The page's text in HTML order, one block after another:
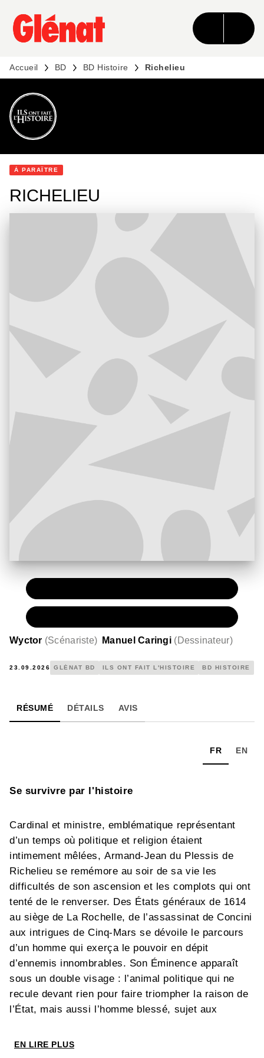
MENU RECHERCHE CONTENU
PIED DE PAGE
Accueil BD BD Histoire Richelieu
À PARAÎTRE
RICHELIEU
Wyctor (Scénariste) Manuel Caringi (Dessinateur)
23.09.2026 GLÉNAT BD ILS ONT FAIT L'HISTOIRE BD HISTOIRE
RÉSUMÉ DÉTAILS AVIS
FR EN
‌Se survivre par l'histoire
Cardinal et ministre, emblématique représentant
d’un temps où politique et religion étaient
intimement mêlées, Armand-Jean du Plessis de
Richelieu se remémore au soir de sa vie les
difficultés de son ascension et les complots qui ont
tenté de le renverser. Des États généraux de 1614
au siège de La Rochelle, de l’assassinat de Concini
aux intrigues de Cinq-Mars se dévoile le parcours
d’un homme qui exerça le pouvoir en dépit
d’ennemis innombrables. Son Éminence apparaît
sous un double visage : l’animal politique qui ne
recule devant rien pour faire triompher la raison de
l’État, mais aussi l’homme blessé, sujet aux
intimes. Son rapport au roi — mélange d’admiration
EN LIRE PLUS